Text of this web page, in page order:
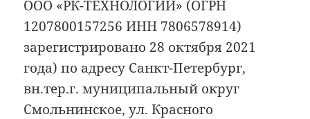
ООО «РК-ТЕХНОЛОГИИ» (ОГРН
1207800157256 ИНН 7806578914)
зарегистрировано 28 октября 2021
года) по адресу Санкт-Петербург,
вн.тер.г. муниципальный округ
Смольнинское, ул. Красного